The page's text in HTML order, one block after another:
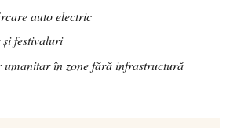
auto electric
și festivaluri
în zone fără infrastructură